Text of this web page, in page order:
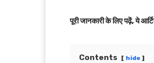
पूरी जानकारी के लिए पढ़ें, ये
Contents hide